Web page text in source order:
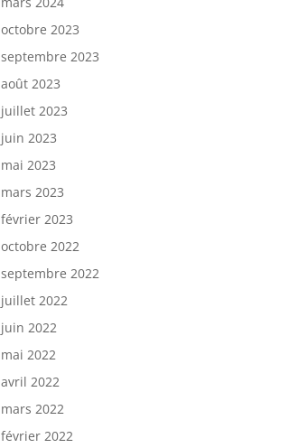
octobre 2023
septembre 2023
août 2023
juillet 2023
juin 2023
mai 2023
mars 2023
février 2023
octobre 2022
septembre 2022
juillet 2022
juin 2022
mai 2022
avril 2022
mars 2022
février 2022